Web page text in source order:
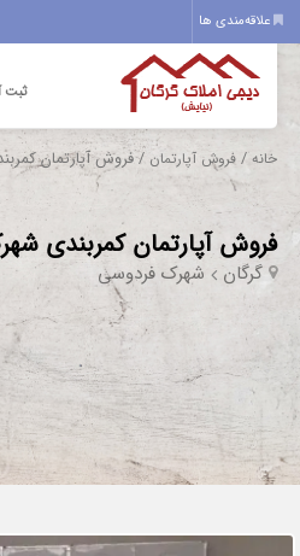
علاقه‌مندی ها
ثبت
خانه/فروش آپارتمان / فروش آپارتمان
فروش آپارتمان کمربندی
گرگان شهرک فردوسی